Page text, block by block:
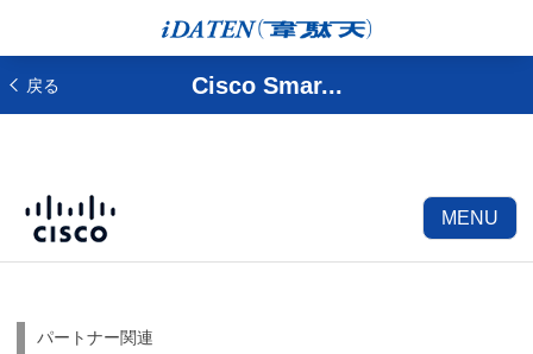
戻る Cisco Smar...
MENU
パートナー関連